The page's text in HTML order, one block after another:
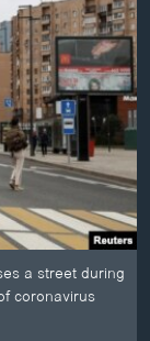
a street during
coronavirus